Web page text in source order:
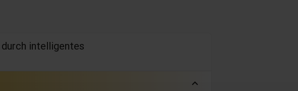
intelligentes
expand_less